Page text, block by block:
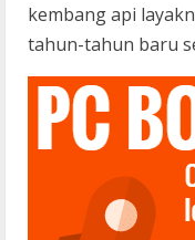
kembang api
tahun-tahun baru